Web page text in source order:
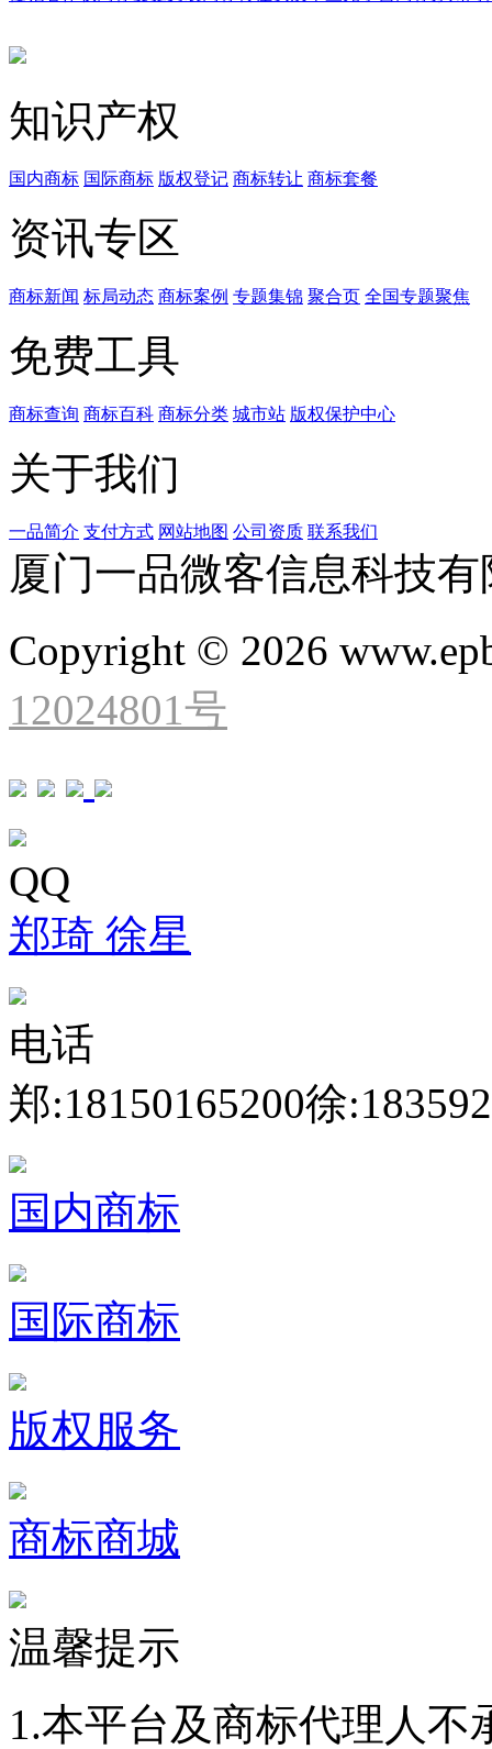
知识产权
国内商标 国际商标 版权登记 商标转让 商标套餐
资讯专区
商标新闻 标局动态 商标案例 专题集锦 聚合页 全国专题聚焦
免费工具
商标查询 商标百科 商标分类 城市站 版权保护中心
关于我们
一品简介 支付方式 网站地图 公司资质 联系我们
厦门一品微客信息科技
Copyright © 2026
12024801号
QQ
郑琦 徐星
电话
郑:18150165200徐
国内商标
国际商标
版权服务
商标商城
温馨提示
1.本平台及商标代理人不